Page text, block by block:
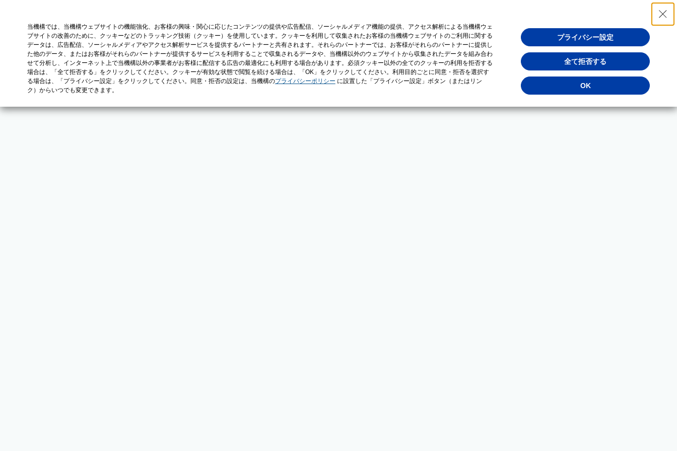
当機構では、当機構ウェブサイトの機能強化、お客様の興味・関心に応じたコンテンツの提供や広告配信、ソーシャルメディア機能の提供、アクセス解析による当機構ウェ
ブサイトの改善のために、クッキーなどのトラッキング技術（クッキー）を使用しています。クッキーを利用して収集されたお客様の当機構ウェブサイトのご利用に関する
データは、広告配信、ソーシャルメディアやアクセス解析サービスを提供するパートナーと共有されます。それらのパートナーでは、お客様がそれらのパートナーに提供し
た他のデータ、またはお客様がそれらのパートナーが提供するサービスを利用することで収集されるデータや、当機構以外のウェブサイトから収集されたデータを組み合わ
せて分析し、インターネット上で当機構以外の事業者がお客様に配信する広告の最適化にも利用する場合があります。必須クッキー以外の全てのクッキーの利用を拒否する
場合は、「全て拒否する」をクリックしてください。クッキーが有効な状態で閲覧を続ける場合は、「OK」をクリックしてください。利用目的ごとに同意・拒否を選択す
る場合は、「プライバシー設定」をクリックしてください。同意・拒否の設定は、当機構のプライバシーポリシー に設置した「プライバシー設定」ボタン（またはリン
ク）からいつでも変更できます。
プライバシー設定
全て拒否する
OK